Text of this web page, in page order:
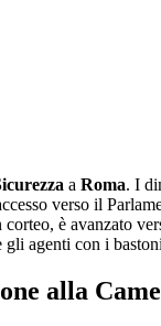
a Roma. I
verso il
è avanzato
gli agenti con i
alla